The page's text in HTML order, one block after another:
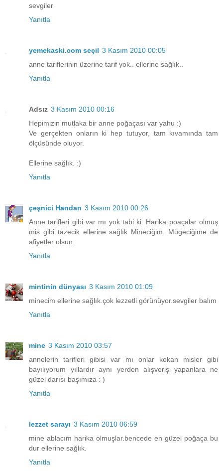
sevgiler
Yanıtla
yemekaski.com seçil 3 Kasım 2010 00:05
anne tariflerinin üzerine tarif yok.. ellerine sağlık..
Yanıtla
Adsız 3 Kasım 2010 00:16
Hepimizin mutlaka bir anne poğaçası var yahu :)
Ve gerçekten onların ki hep tutuyor, tam kıvamında tam
ölçüsünde oluyor.
Ellerine sağlık. :)
Yanıtla
çeşnici Handan 3 Kasım 2010 00:26
Anne tarifleri gibi var mı yok tabi ki. Harika poaçalar olmuş
mis gibi tazecik ellerine sağlık Mineciğim. Mügeciğime de
afiyetler olsun.
Yanıtla
mintinin dünyası 3 Kasım 2010 01:09
minecim ellerine sağlık.çok lezzetli görünüyor.sevgiler balım
Yanıtla
mine 3 Kasım 2010 03:57
annelerin tarifleri gibisi var mı onlar kokan misler gibi
bayılıyorum yıllardır aynı yerden alışveriş yapanlara ne
güzel darısı başımıza : )
Yanıtla
lezzet sarayı 3 Kasım 2010 06:59
mine ablacım harika olmuşlar.bencede en güzel poğaça bu
dur ellerine sağlık.
Yanıtla